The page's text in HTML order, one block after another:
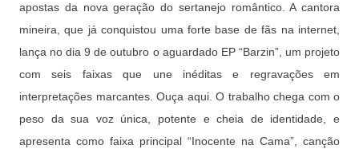
apostas da nova geração do sertanejo romântico. A cantora
mineira, que já conquistou uma forte base de fãs na internet,
lança no dia 9 de outubro o aguardado EP “Barzin”, um projeto
com seis faixas que une inéditas e regravações em
interpretações marcantes. Ouça aqui. O trabalho chega com o
peso da sua voz única, potente e cheia de identidade, e
apresenta como faixa principal “Inocente na Cama”, canção